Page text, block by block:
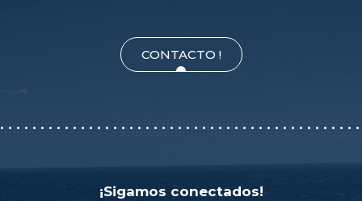
CONTACTO !
¡Sigamos conectados!